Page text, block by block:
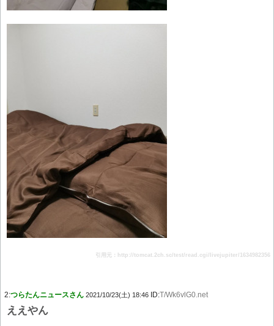
引用元：http://tomcat.2ch.sc/test/read.cgi/livejupiter/1634982356
2:つらたんニュースさん 2021/10/23(土) 18:46 ID:T/Wk6vlG0.net
ええやん